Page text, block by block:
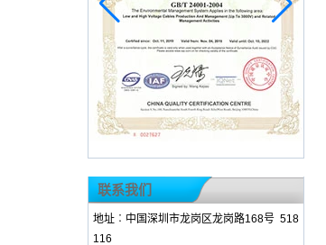
联系我们
地址︰中国深圳市龙岗区龙岗路168号 518
116